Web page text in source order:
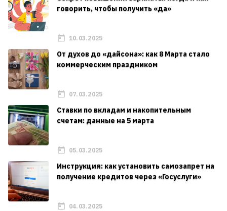
говорить, чтобы получить «да»
10.03.2025
От духов до «дайсона»: как 8 Марта стало
коммерческим праздником
07.03.2025
Ставки по вкладам и накопительным
счетам: данные на 5 марта
05.03.2025
Инструкция: как установить самозапрет на
получение кредитов через «Госуслуги»
04.03.2025